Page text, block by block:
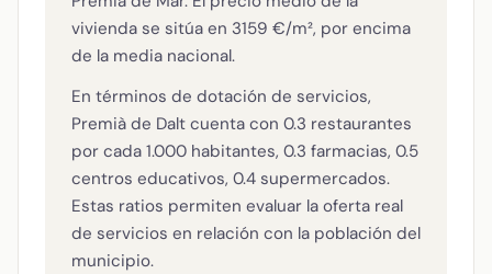
vivienda se sitúa en 3159 €/m², por encima
de la media nacional.
En términos de dotación de servicios,
Premià de Dalt cuenta con 0.3 restaurantes
por cada 1.000 habitantes, 0.3 farmacias, 0.5
centros educativos, 0.4 supermercados.
Estas ratios permiten evaluar la oferta real
de servicios en relación con la población del
municipio.